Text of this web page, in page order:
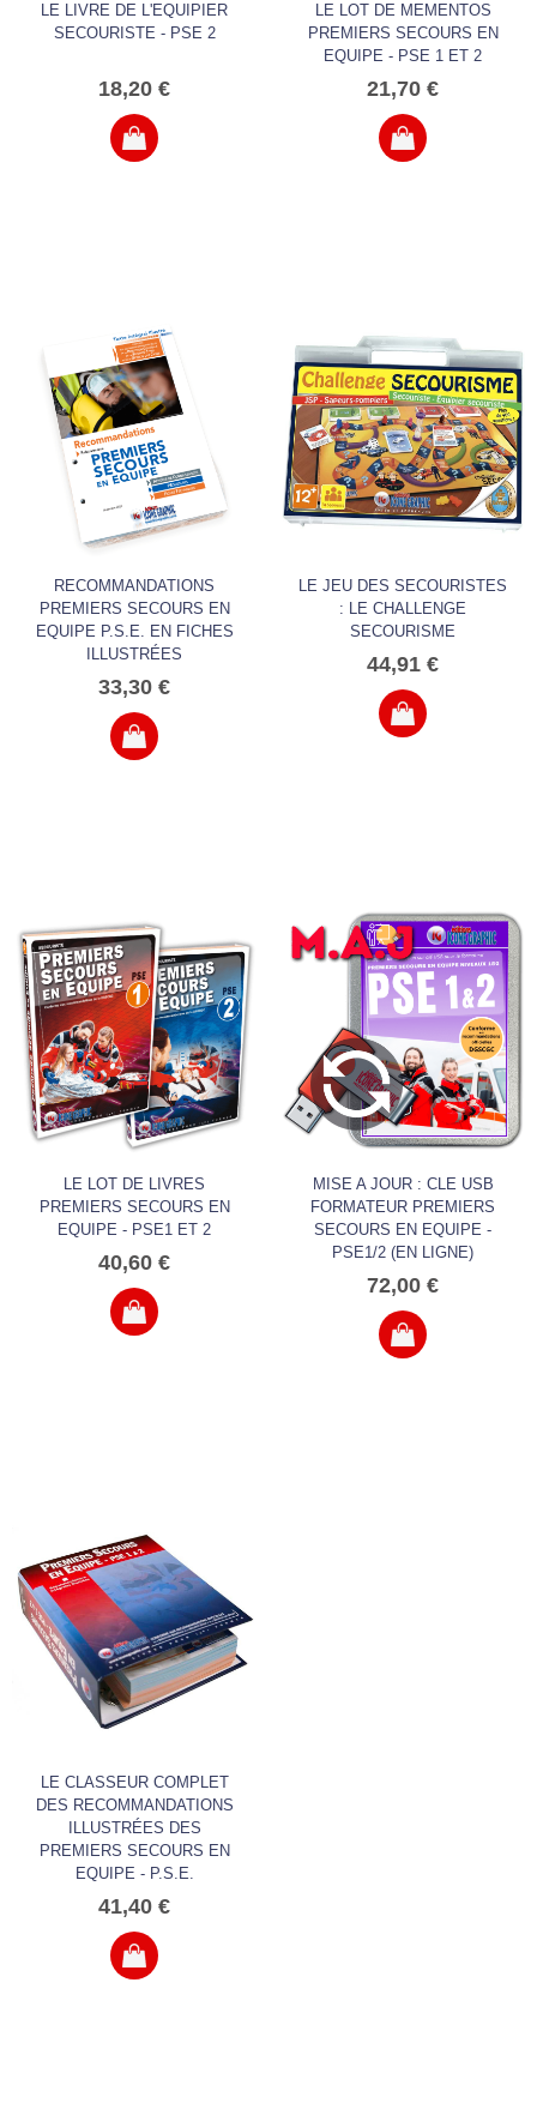
LE LIVRE DE L'EQUIPIER
SECOURISTE - PSE 2
18,20 €
LE LOT DE MEMENTOS
PREMIERS SECOURS EN
EQUIPE - PSE 1 ET 2
21,70 €
RECOMMANDATIONS
PREMIERS SECOURS EN
EQUIPE P.S.E. EN FICHES
ILLUSTRÉES
33,30 €
LE JEU DES SECOURISTES
: LE CHALLENGE
SECOURISME
44,91 €
LE LOT DE LIVRES
PREMIERS SECOURS EN
EQUIPE - PSE1 ET 2
40,60 €
MISE A JOUR : CLE USB
FORMATEUR PREMIERS
SECOURS EN EQUIPE -
PSE1/2 (EN LIGNE)
72,00 €
LE CLASSEUR COMPLET
DES RECOMMANDATIONS
ILLUSTRÉES DES
PREMIERS SECOURS EN
EQUIPE - P.S.E.
41,40 €